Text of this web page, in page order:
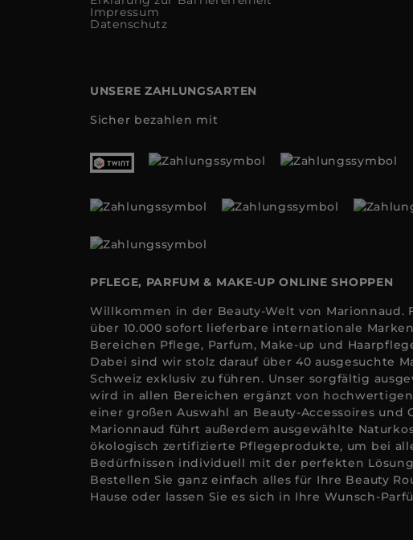
Impressum
Datenschutz
UNSERE ZAHLUNGSARTEN
Sicher bezahlen mit
PFLEGE, PARFUM & MAKE-UP ONLINE SHOPPEN
Willkommen in der Beauty-Welt von Marionnaud.
über 10.000 sofort lieferbare internationale
Bereichen Pflege, Parfum, Make-up und
Dabei sind wir stolz darauf über 40 ausgesuchte
Schweiz exklusiv zu führen. Unser sorgfältig
wird in allen Bereichen ergänzt von
einer großen Auswahl an Beauty-Accessoires und
Marionnaud führt außerdem ausgewählte
ökologisch zertifizierte Pflegeprodukte, um bei
Bedürfnissen individuell mit der perfekten
Bestellen Sie ganz einfach alles für Ihre Beauty
Hause oder lassen Sie es sich in Ihre Wunsch-